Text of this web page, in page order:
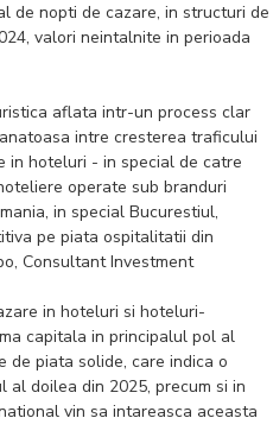
de nopti de cazare, in structuri de
valori neintalnite in perioada
aflata intr-un process clar
intre cresterea traficului
in hoteluri - in special de catre
operate sub branduri
in special Bucurestiul,
pe piata ospitalitatii din
Consultant Investment
in hoteluri si hoteluri-
capitala in principalul pol al
piata solide, care indica o
doilea din 2025, precum si in
vin sa intareasca aceasta